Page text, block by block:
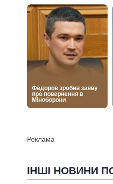
ІНШІ НОВИНИ